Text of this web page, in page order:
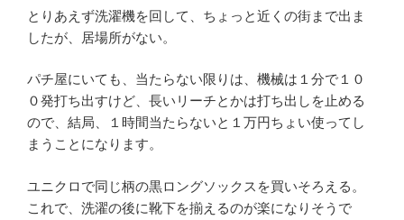
とりあえず洗濯機を回して、ちょっと近くの街まで出ま
したが、居場所がない。
パチ屋にいても、当たらない限りは、機械は１分で１０
０発打ち出すけど、長いリーチとかは打ち出しを止める
ので、結局、１時間当たらないと１万円ちょい使ってし
まうことになります。
ユニクロで同じ柄の黒ロングソックスを買いそろえる。
これで、洗濯の後に靴下を揃えるのが楽になりそうで